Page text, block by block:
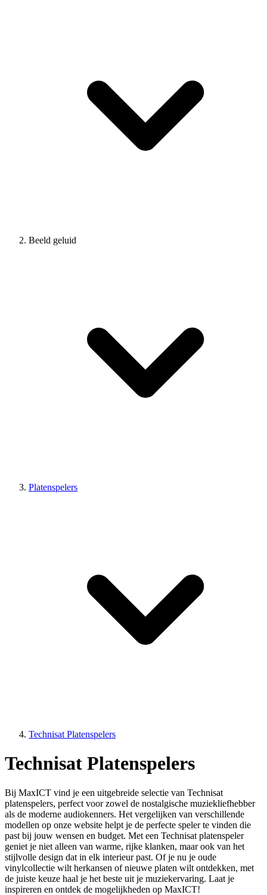
Beeld geluid
Platenspelers
Technisat Platenspelers
Technisat Platenspelers
Bij MaxICT vind je een uitgebreide selectie van Technisat
platenspelers, perfect voor zowel de nostalgische muziekliefhebber
als de moderne audiokenners. Het vergelijken van verschillende
modellen op onze website helpt je de perfecte speler te vinden die
past bij jouw wensen en budget. Met een Technisat platenspeler
geniet je niet alleen van warme, rijke klanken, maar ook van het
stijlvolle design dat in elk interieur past. Of je nu je oude
vinylcollectie wilt herkansen of nieuwe platen wilt ontdekken, met
de juiste keuze haal je het beste uit je muziekervaring. Laat je
inspireren en ontdek de mogelijkheden op MaxICT!